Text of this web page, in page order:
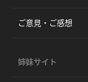
ご意見・ご感想
姉妹サイト